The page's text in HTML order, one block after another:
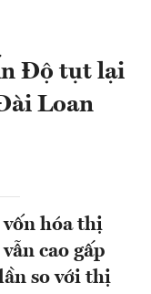
Độ tụt lại
Loan
hóa thị
cao gấp
so với thị